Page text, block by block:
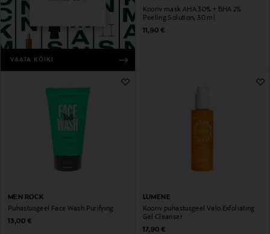
VAATA KÕIKI
Kooriv mask AHA 30% + BHA 2%
Peeling Solution, 30 ml
Original Price
11,90 €
MEN ROCK
Puhastusgeel Face Wash Purifying
Original Price
13,00 €
LUMENE
Kooriv puhastusgeel Valo Exfoliating
Gel Cleanser
Original Price
17,90 €